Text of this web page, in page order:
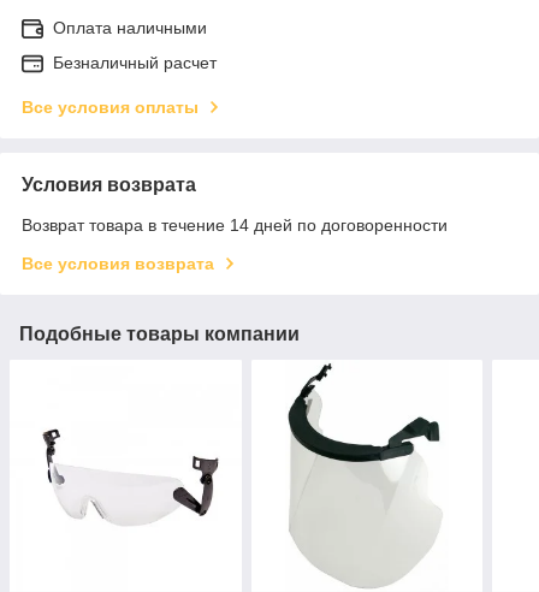
Оплата наличными
Безналичный расчет
Все условия оплаты
Условия возврата
Возврат товара в течение 14 дней по договоренности
Все условия возврата
Подобные товары компании